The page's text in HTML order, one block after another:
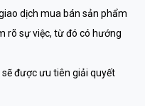
dịch mua bán sản phẩm
rõ sự việc, từ đó có hướng
được ưu tiên giải quyết